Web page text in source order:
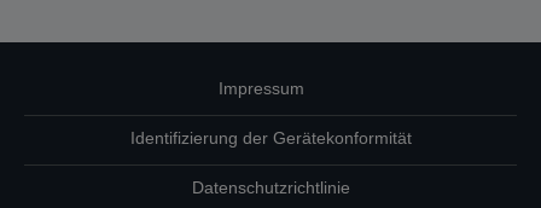
Impressum
Identifizierung der Gerätekonformität
Datenschutzrichtlinie